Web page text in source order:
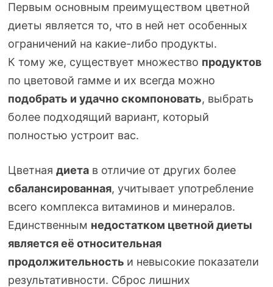
Первым основным преимуществом цветной
диеты является то, что в ней нет особенных
ограничений на какие-либо продукты.
К тому же, существует множество продуктов
по цветовой гамме и их всегда можно
подобрать и удачно скомпоновать, выбрать
более подходящий вариант, который
полностью устроит вас.
Цветная диетав отличие от других более
сбалансированная, учитывает употребление
всего комплекса витаминов и минералов.
Единственным недостатком цветной диеты
является её относительная
продолжительность и невысокие показатели
результативности. Сброс лишних